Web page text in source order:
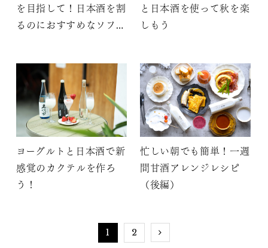
を目指して！日本酒を割
るのにおすすめなソフト
と日本酒を使って秋を楽
しもう
ヨーグルトと日本酒で新
感覚のカクテルを作ろ
う！
忙しい朝でも簡単！一週
間甘酒アレンジレシピ
（後編）
1 2